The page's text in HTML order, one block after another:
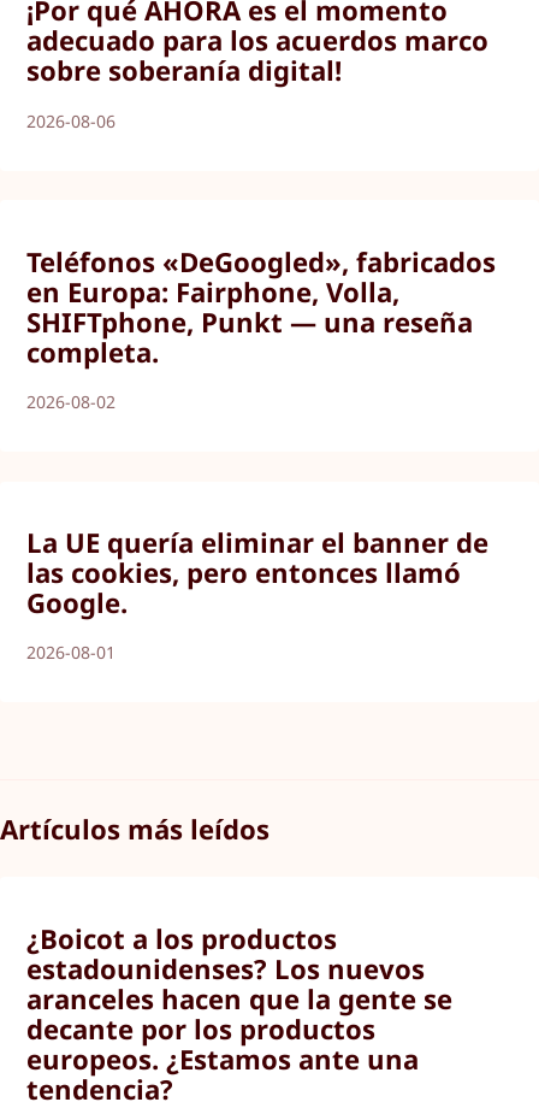
¡Por qué AHORA es el momento
adecuado para los acuerdos marco
sobre soberanía digital!
2026-08-06
Teléfonos «DeGoogled», fabricados
en Europa: Fairphone, Volla,
SHIFTphone, Punkt — una reseña
completa.
2026-08-02
La UE quería eliminar el banner de
las cookies, pero entonces llamó
Google.
2026-08-01
Artículos más leídos
¿Boicot a los productos
estadounidenses? Los nuevos
aranceles hacen que la gente se
decante por los productos
europeos. ¿Estamos ante una
tendencia?